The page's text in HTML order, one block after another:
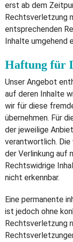
erst ab dem
Rechtsverletzung
entsprechenden
Inhalte umgehend
Haftung für
Unser Angebot
auf deren Inhalte
wir für diese
übernehmen. Für
der jeweilige
verantwortlich.
der Verlinkung auf
Rechtswidrige
nicht erkennbar.
Eine permanente
ist jedoch ohne
Rechtsverletzung